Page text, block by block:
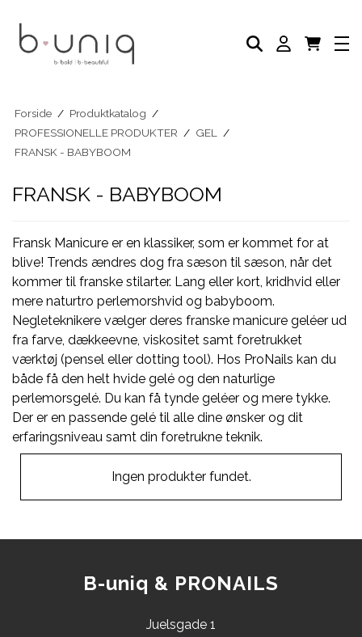
PLEJE PRODUKTER
AKADEMI
PROFESSIONELLE PRODUKTER
BLOG
Forside / Produktkatalog /
PROFESSIONELLE PRODUKTER / GEL
/
FRANSK - BABYBOOM
FRANSK - BABYBOOM
Fransk Manicure er en klassiker, som er kommet for at
blive! Trends ændres dog fra sæson til sæson, når det
kommer til franske stilarter. Lang eller kort, kridhvid eller
mere naturtro perlemorshvid og babyboom.
Negleteknikere vælger deres franske manicure geléer ud
fra farve, dækkeevne, viskositet samt foretrukket
værktøj (pensel eller dotting tool). Hos ProNails kan du
både få den helt hvide gelé og den naturlige
perlemorsgelé. Du kan få tynde geléer og mere tykke.
Der er en passende gelé til alle dine ønsker og dit
erfaringsniveau samt din foretrukne teknik.
Ingen produkter fundet.
B-uniq & PRONAILS
Juelsgade 1